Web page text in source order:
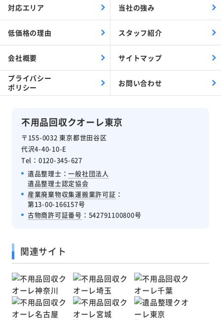
不用品回収クオーレ東京
〒155-0032 東京都世田谷区
代沢4-40-10-E
Tel：0120-345-627
遺品整理士：一般社団法人
遺品整理士認定協会
産業廃棄物収集運搬業許可証 ：
第13-00-166157号
古物商許可証番号 ：542791100800号
対応エリア 当社の強み
低価格の理由 スタッフ紹介
会社概要 サイトマップ
プライバシー
ポリシー
お問い合わせ
関連サイト